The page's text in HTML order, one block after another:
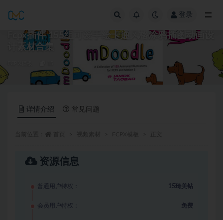
登录
Fcpx插件 155组可爱手绘卡通风格涂鸦插图动画设
计素材合集
详情介绍 常见问题
资源信息
普通用户特权： 15琦美钻
会员用户特权： 免费